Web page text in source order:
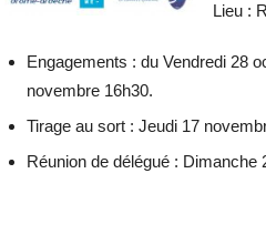
Lieu :
Engagements : du Vendredi 28
novembre 16h30.
Tirage au sort : Jeudi 17
Réunion de délégué : Dimanche